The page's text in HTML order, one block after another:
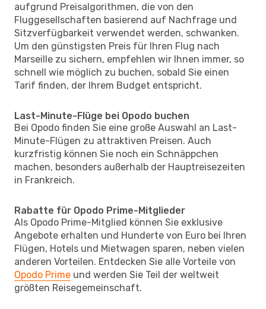
aufgrund Preisalgorithmen, die von den
Fluggesellschaften basierend auf Nachfrage und
Sitzverfügbarkeit verwendet werden, schwanken.
Um den günstigsten Preis für Ihren Flug nach
Marseille zu sichern, empfehlen wir Ihnen immer, so
schnell wie möglich zu buchen, sobald Sie einen
Tarif finden, der Ihrem Budget entspricht.
Last-Minute-Flüge bei Opodo buchen
Bei Opodo finden Sie eine große Auswahl an Last-
Minute-Flügen zu attraktiven Preisen. Auch
kurzfristig können Sie noch ein Schnäppchen
machen, besonders außerhalb der Hauptreisezeiten
in Frankreich.
Rabatte für Opodo Prime-Mitglieder
Als Opodo Prime-Mitglied können Sie exklusive
Angebote erhalten und Hunderte von Euro bei Ihren
Flügen, Hotels und Mietwagen sparen, neben vielen
anderen Vorteilen. Entdecken Sie alle Vorteile von
Opodo Prime und werden Sie Teil der weltweit
größten Reisegemeinschaft.